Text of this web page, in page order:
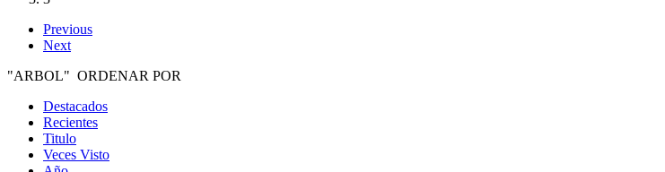
Previous
Next
"ARBOL" ORDENAR POR
Destacados
Recientes
Titulo
Veces Visto